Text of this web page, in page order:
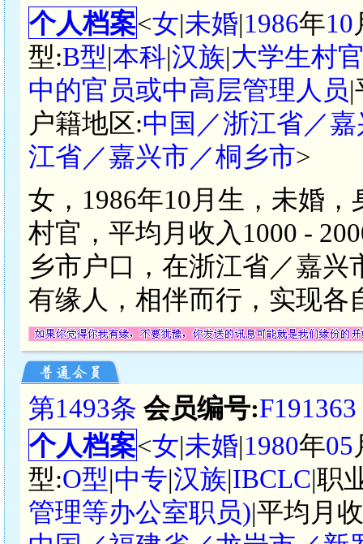
个人档案<女|未婚|1986年10
型:B型|本科|汉族|大学生村
中的官员或中高层管理人员|
户籍地区:中国／浙江省／
江省／嘉兴市／桐乡市>
女，1986年10月生，未婚
村官，平均月收入1000 -
乡市户口，在浙江省／嘉
有缘人，相伴而行，实现各
第1493条 会员编号:F191363
个人档案<女|未婚|1980年05
型:O型|中专|汉族|IBCLC|职
管理等办公室职员)|平均月